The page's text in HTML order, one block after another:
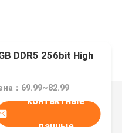
DDR5 256bit High
：69.99~82.99
контактные
данные